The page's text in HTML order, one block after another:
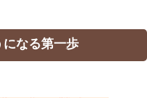
なる第一歩